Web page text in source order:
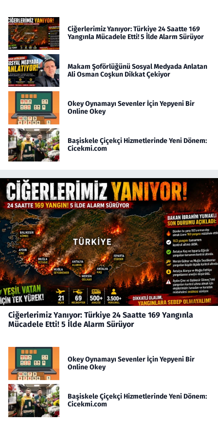
Ciğerlerimiz Yanıyor: Türkiye 24 Saatte 169
Yangınla Mücadele Etti! 5 İlde Alarm Sürüyor
Makam Şoförlüğünü Sosyal Medyada Anlatan
Ali Osman Coşkun Dikkat Çekiyor
Okey Oynamayı Sevenler İçin Yepyeni Bir
Online Okey
Başiskele Çiçekçi Hizmetlerinde Yeni Dönem:
Cicekmi.com
Ciğerlerimiz Yanıyor: Türkiye 24 Saatte 169 Yangınla
Mücadele Etti! 5 İlde Alarm Sürüyor
Okey Oynamayı Sevenler İçin Yepyeni Bir
Online Okey
Başiskele Çiçekçi Hizmetlerinde Yeni Dönem:
Cicekmi.com